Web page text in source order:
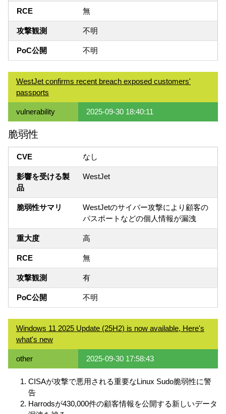
RCE 無
攻撃観測 不明
PoC公開 不明
WestJet confirms recent breach exposed customers'
passports
vulnerability 2025-09-30 18:40:11
脆弱性
CVE なし
影響を受ける製
品
WestJet
脆弱性サマリ
WestJetのサイバー攻撃により顧客の
パスポートなどの個人情報が漏洩
重大度 高
RCE 無
攻撃観測 有
PoC公開 不明
Windows 11 2025 Update (25H2) is now available, Here's
what's new
other 2025-09-30 17:58:43
CISAが攻撃で悪用される重要なLinux Sudo脆弱性に警
告
Harrodsが430,000件の顧客情報を公開する新しいデータ